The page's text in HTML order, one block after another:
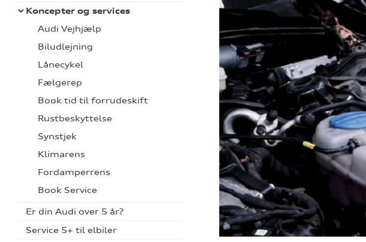
Koncepter og services
Audi Vejhjælp
Biludlejning
Lånecykel
Fælgerep
Book tid til forrudeskift
Rustbeskyttelse
Synstjek
Klimarens
Fordamperrens
Book Service
Er din Audi over 5 år?
Service 5+ til elbiler